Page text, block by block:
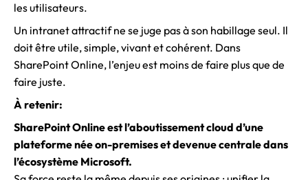
les utilisateurs.
Un intranet attractif ne se juge pas à son habillage seul. Il
doit être utile, simple, vivant et cohérent. Dans
SharePoint Online, l’enjeu est moins de faire plus que de
faire juste.
À retenir:
SharePoint Online est l’aboutissement cloud d’une
plateforme née on-premises et devenue centrale dans
l’écosystème Microsoft.